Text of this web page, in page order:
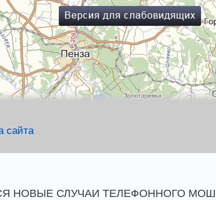
сайта
НОВЫЕ СЛУЧАИ ТЕЛЕФОННОГО